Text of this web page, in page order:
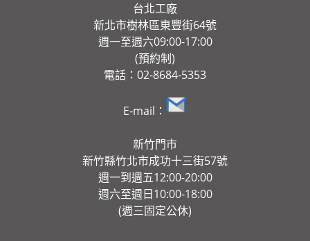
台北工廠
新北市樹林區東豐街64號
週一至週六09:00-17:00
(預約制)
電話：02-8684-5353
E-mail：
新竹門市
新竹縣竹北市成功十三街57號
週一到週五12:00-20:00
週六至週日10:00-18:00
(週三固定公休)